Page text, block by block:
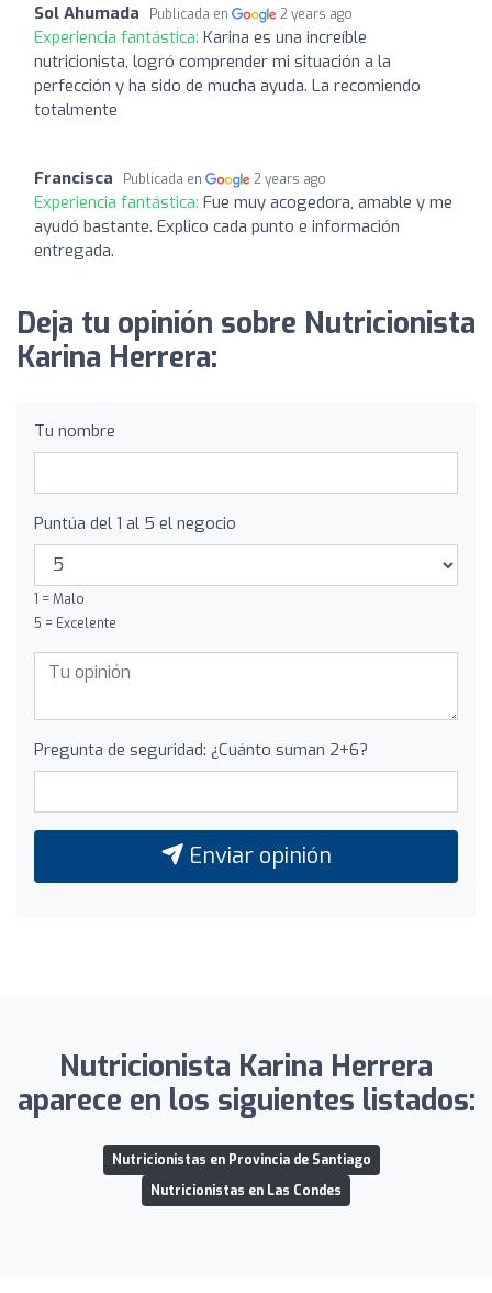
Sol Ahumada Publicada en 2 years ago
Experiencia fantástica: Karina es una increíble
nutricionista, logró comprender mi situación a la
perfección y ha sido de mucha ayuda. La recomiendo
totalmente
Francisca Publicada en 2 years ago
Experiencia fantástica: Fue muy acogedora, amable y me
ayudó bastante. Explico cada punto e información
entregada.
Deja tu opinión sobre Nutricionista
Karina Herrera:
Tu nombre
Puntúa del 1 al 5 el negocio
1 = Malo
5 = Excelente
Pregunta de seguridad: ¿Cuánto suman 2+6?
Enviar opinión
Nutricionista Karina Herrera
aparece en los siguientes listados:
Nutricionistas en Provincia de Santiago
Nutricionistas en Las Condes